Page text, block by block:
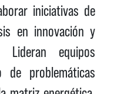
iniciativas de
en innovación y
Lideran equipos
de problemáticas